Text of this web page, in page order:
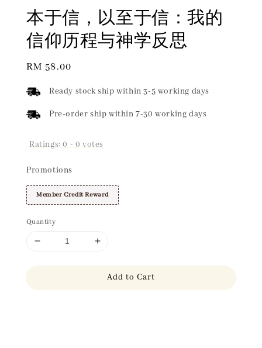
本于信，以至于信：我的
信仰历程与神学反思
Regular
RM 58.00
Ready stock ship within 3-5 working days
Pre-order ship within 7-30 working days
Ratings:0 - 0 votes
Promotions
Member Credit Reward
Quantity
Add to Cart